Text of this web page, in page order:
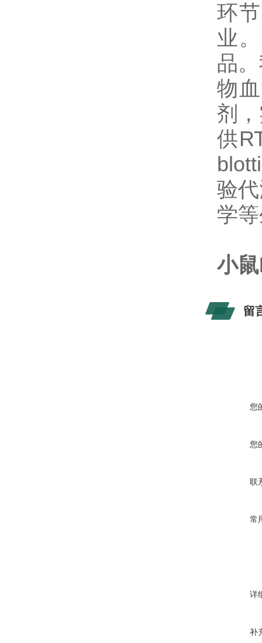
环
业
品
物
剂
供
验
学
小
留
您
您
联
常
详
补